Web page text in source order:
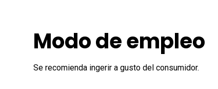
Modo de empleo
Se recomienda ingerir a gusto del consumidor.